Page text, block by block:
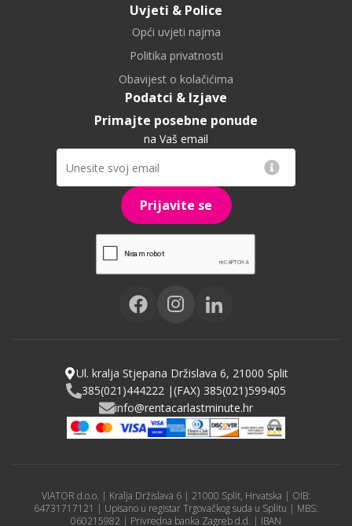
Uvjeti & Police
Opći uvjeti najma
Politika privatnosti
Obavijest o kolačićima
Podatci & Izjave
Primajte posebne ponude
na Vaš email
Prijavite se
Ul. kralja Stjepana Držislava 6, 21000 Split
385(021)444222 |(FAX) 385(021)599405
info@rentacarlastminute.hr
VIATOR d.o.o. | Kralja Držislava 6 | 21000 Split, Hrvatska | OIB:
64731717121 | Upisano u registar Trgovačkog suda u Splitu | MBS:
060215982 | Privredna banka Zagreb d.d. | IBAN